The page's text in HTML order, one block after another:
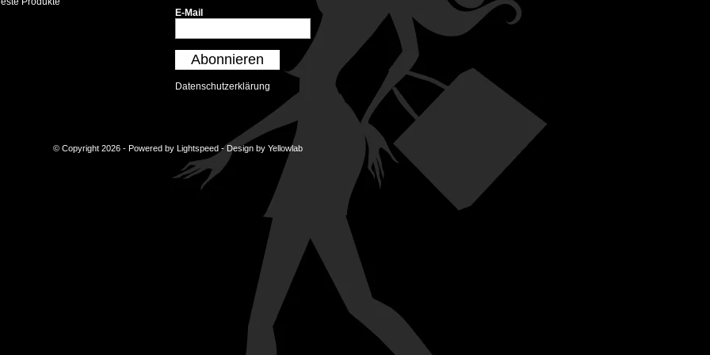
E-Mail
Abonnieren
Datenschutzerklärung
© Copyright 2026 - Powered by Lightspeed- Design by Yellowlab